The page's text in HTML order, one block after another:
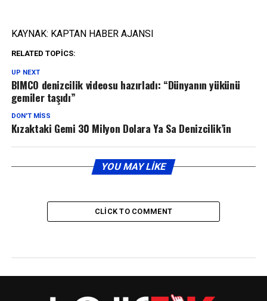
KAYNAK: KAPTAN HABER AJANSI
RELATED TOPICS:
UP NEXT
BIMCO denizcilik videosu hazırladı: “Dünyanın yükünü
gemiler taşıdı”
DON'T MISS
Kızaktaki Gemi 30 Milyon Dolara Ya Sa Denizcilik’in
YOU MAY LIKE
CLICK TO COMMENT